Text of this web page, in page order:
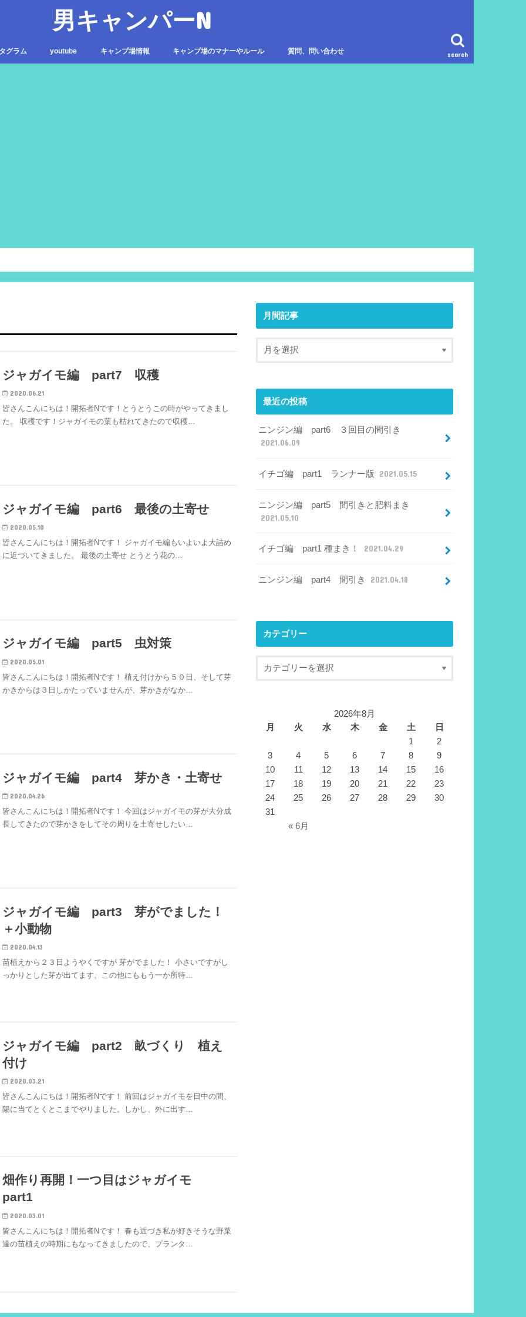
男キャンパーN
search
グラム youtube キャンプ場情報 キャンプ場のマナーやルール 質問、問い合わせ
ジャガイモ編 part7 収穫
2020.06.21
皆さんこんにちは！開拓者Nです！とうとうこの時がやってきまし
た。 収穫です！ジャガイモの葉も枯れてきたので収穫…
ジャガイモ編 part6 最後の土寄せ
2020.05.10
皆さんこんにちは！開拓者Nです！ ジャガイモ編もいよいよ大詰め
に近づいてきました。 最後の土寄せ とうとう花の…
ジャガイモ編 part5 虫対策
2020.05.01
皆さんこんにちは！開拓者Nです！ 植え付けから５０日、そして芽
かきからは３日しかたっていませんが、芽かきがなか…
ジャガイモ編 part4 芽かき・土寄せ
2020.04.26
皆さんこんにちは！開拓者Nです！ 今回はジャガイモの芽が大分成
長してきたので芽かきをしてその周りを土寄せしたい…
ジャガイモ編 part3 芽がでました！
＋小動物
2020.04.13
苗植えから２３日ようやくですが 芽がでました！ 小さいですがし
っかりとした芽が出てます。この他にももう一か所特…
ジャガイモ編 part2 畝づくり 植え
付け
2020.03.21
皆さんこんにちは！開拓者Nです！ 前回はジャガイモを日中の間、
陽に当てとくとこまでやりました。しかし、外に出す…
畑作り再開！一つ目はジャガイモ
part1
2020.03.01
皆さんこんにちは！開拓者Nです！ 春も近づき私が好きそうな野菜
達の苗植えの時期にもなってきましたので、プランタ…
月間記事
最近の投稿
ニンジン編 part6 ３回目の間引き
2021.06.09
イチゴ編 part1 ランナー版 2021.05.15
ニンジン編 part5 間引きと肥料まき
2021.05.10
イチゴ編 part1 種まき！ 2021.04.29
ニンジン編 part4 間引き 2021.04.18
カテゴリー
2026年8月
月
火 水 木 金 土 日
« 6月
1
2
3
4 5 6 7 8
9
10
11 12 13 14 15
16
17
18 19 20 21 22
23
24
25 26 27 28 29
30
31